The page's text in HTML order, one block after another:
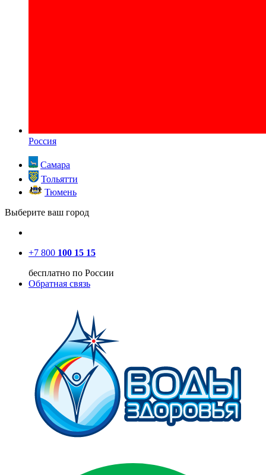
Россия
Самара
Тольятти
Тюмень
Выберите ваш город
+7 800 100 15 15
бесплатно по России
Обратная связь